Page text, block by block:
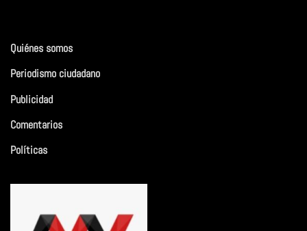
Quiénes somos
Periodismo ciudadano
Publicidad
Comentarios
Políticas